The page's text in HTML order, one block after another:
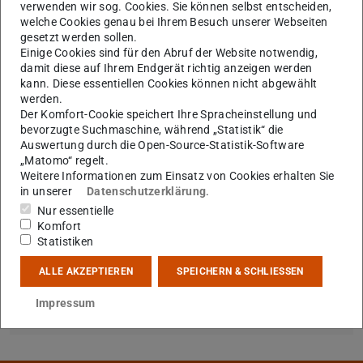
KONTAKT
Version der Webseiten.
verwenden wir sog. Cookies. Sie können selbst entscheiden,
welche Cookies genau bei Ihrem Besuch unserer Webseiten
gesetzt werden sollen.
Einige Cookies sind für den Abruf der Website notwendig,
damit diese auf Ihrem Endgerät richtig anzeigen werden
kann. Diese essentiellen Cookies können nicht abgewählt
werden.
Der Komfort-Cookie speichert Ihre Spracheinstellung und
bevorzugte Suchmaschine, während „Statistik“ die
Auswertung durch die Open-Source-Statistik-Software
„Matomo“ regelt.
Weitere Informationen zum Einsatz von Cookies erhalten Sie
in unserer
Datenschutzerklärung.
Nur essentielle
Komfort
Statistiken
ALLE AKZEPTIEREN SPEICHERN & SCHLIESSEN
Impressum